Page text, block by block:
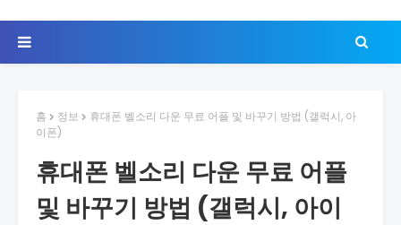
홈 정보
휴대폰 벨소리 다운 무료 어플 및 바꾸기 방법 (갤럭시, 아
이폰)
휴대폰 벨소리 다운 무료 어플
및 바꾸기 방법 (갤럭시, 아이